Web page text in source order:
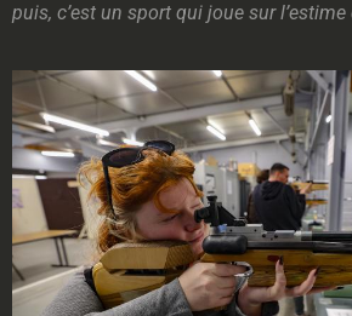
puis, c’est un sport qui joue sur l’estime